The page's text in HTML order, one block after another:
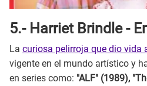
5.- Harriet Brindle -
La curiosa pelirroja que dio vida
vigente en el mundo artístico y
en series como: "ALF" (1989),